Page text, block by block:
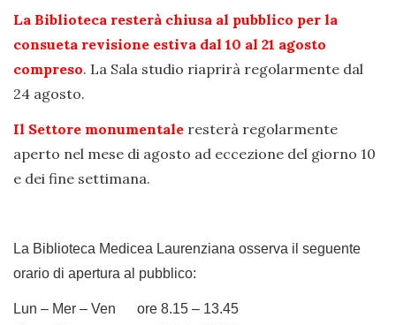
La Biblioteca resterà chiusa al pubblico per la
consueta revisione estiva dal 10 al 21 agosto
compreso. La Sala studio riaprirà regolarmente dal
24 agosto.
Il Settore monumentale resterà regolarmente
aperto nel mese di agosto ad eccezione del giorno 10
e dei fine settimana.
La Biblioteca Medicea Laurenziana osserva il seguente
orario di apertura al pubblico:
Lun – Mer – Ven ore 8.15 – 13.45